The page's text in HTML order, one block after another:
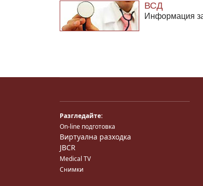
ВСД
Информация
Разгледайте:
On-line подготовка
Виртуална разходка
JBCR
Medical TV
Снимки